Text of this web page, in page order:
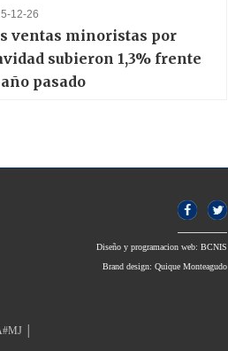
12-26
ventas minoristas por
subieron 1,3% frente
pasado
Diseño y programacion web: BCNIS
Brand design: Quique Monteagudo
│